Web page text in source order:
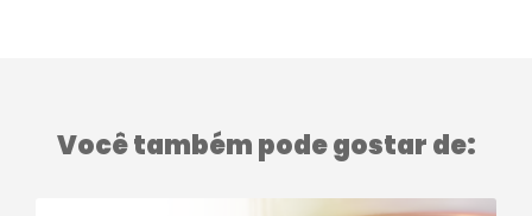
Você também pode gostar de: